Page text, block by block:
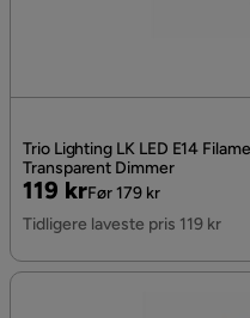
Trio Lighting LK LED E14
Transparent Dimmer
Pris
119 kr
Original
Pris
Før 179 kr
Tidligere laveste pris 119 kr